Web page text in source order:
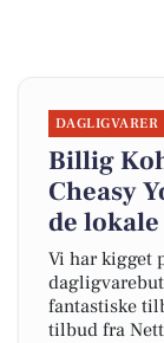
DAGLIGVARER
Billig
Cheasy
de
Vi har kigget
fantastiske
tilbud fra